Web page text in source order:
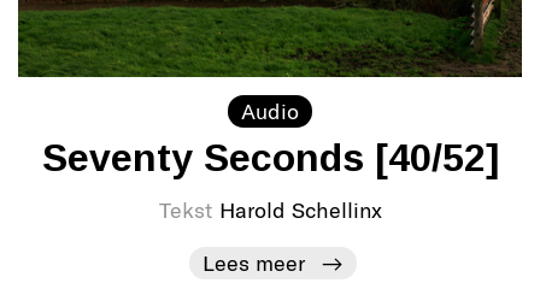
Audio
Seventy Seconds [40/52]
Tekst Harold Schellinx
Lees meer